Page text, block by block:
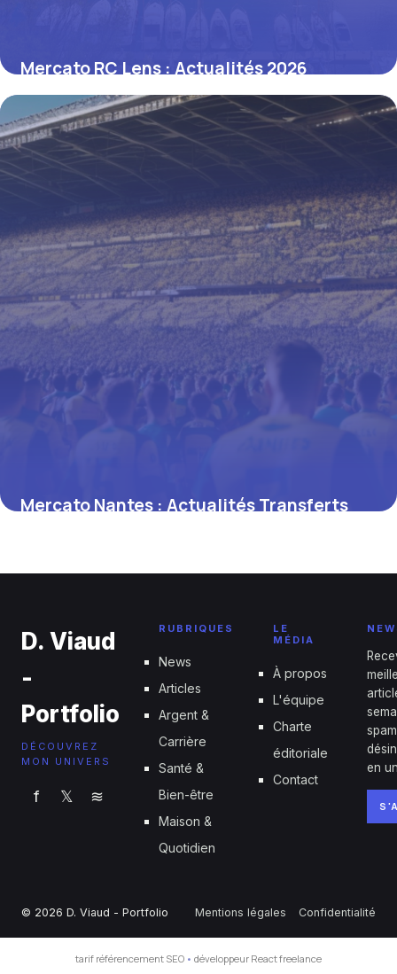
Mercato RC Lens : Actualités 2026
11 juin 2026
Mercato Nantes : Actualités Transferts
D. Viaud
-
Portfolio
DÉCOUVREZ
MON UNIVERS
f 𝕏 ≋
RUBRIQUES
News
Articles
Argent &
Carrière
Santé &
Bien-être
Maison &
Quotidien
LE
MÉDIA
À propos
L'équipe
Charte
éditoriale
Contact
en
© 2026 D. Viaud - Portfolio Mentions légales Confidentialité
tarif référencement SEO • développeur React freelance